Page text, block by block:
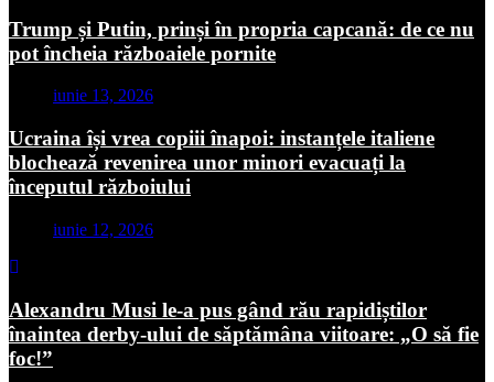
Trump și Putin, prinși în propria capcană: de ce nu
pot încheia războaiele pornite
iunie 13, 2026
Ucraina își vrea copiii înapoi: instanțele italiene
blochează revenirea unor minori evacuați la
începutul războiului
iunie 12, 2026
Alexandru Musi le-a pus gând rău rapidiștilor
înaintea derby-ului de săptămâna viitoare: „O să fie
foc!”